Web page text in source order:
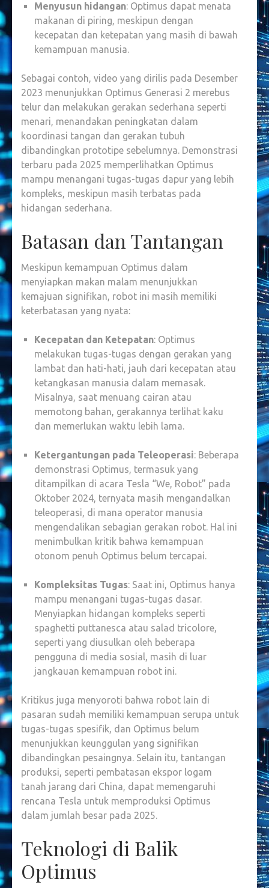
Menyusun hidangan: Optimus dapat menata
makanan di piring, meskipun dengan
kecepatan dan ketepatan yang masih di bawah
kemampuan manusia.
Sebagai contoh, video yang dirilis pada Desember
2023 menunjukkan Optimus Generasi 2 merebus
telur dan melakukan gerakan sederhana seperti
menari, menandakan peningkatan dalam
koordinasi tangan dan gerakan tubuh
dibandingkan prototipe sebelumnya. Demonstrasi
terbaru pada 2025 memperlihatkan Optimus
mampu menangani tugas-tugas dapur yang lebih
kompleks, meskipun masih terbatas pada
hidangan sederhana.
Batasan dan Tantangan
Meskipun kemampuan Optimus dalam
menyiapkan makan malam menunjukkan
kemajuan signifikan, robot ini masih memiliki
keterbatasan yang nyata:
Kecepatan dan Ketepatan: Optimus
melakukan tugas-tugas dengan gerakan yang
lambat dan hati-hati, jauh dari kecepatan atau
ketangkasan manusia dalam memasak.
Misalnya, saat menuang cairan atau
memotong bahan, gerakannya terlihat kaku
dan memerlukan waktu lebih lama.
Ketergantungan pada Teleoperasi: Beberapa
demonstrasi Optimus, termasuk yang
ditampilkan di acara Tesla “We, Robot” pada
Oktober 2024, ternyata masih mengandalkan
teleoperasi, di mana operator manusia
mengendalikan sebagian gerakan robot. Hal ini
menimbulkan kritik bahwa kemampuan
otonom penuh Optimus belum tercapai.
Kompleksitas Tugas: Saat ini, Optimus hanya
mampu menangani tugas-tugas dasar.
Menyiapkan hidangan kompleks seperti
spaghetti puttanesca atau salad tricolore,
seperti yang diusulkan oleh beberapa
pengguna di media sosial, masih di luar
jangkauan kemampuan robot ini.
Kritikus juga menyoroti bahwa robot lain di
pasaran sudah memiliki kemampuan serupa untuk
tugas-tugas spesifik, dan Optimus belum
menunjukkan keunggulan yang signifikan
dibandingkan pesaingnya. Selain itu, tantangan
produksi, seperti pembatasan ekspor logam
tanah jarang dari China, dapat memengaruhi
rencana Tesla untuk memproduksi Optimus
dalam jumlah besar pada 2025.
Teknologi di Balik
Optimus